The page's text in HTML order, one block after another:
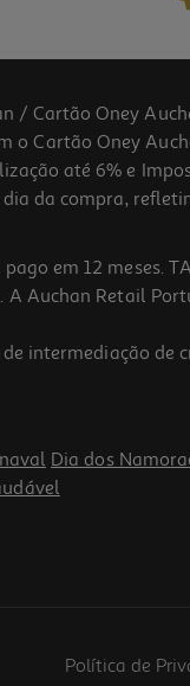
/ Cartão Oney
o Cartão Oney
até 6% e
da compra,
em 12 meses.
A Auchan Retail
intermediação de
Dia dos
Política de